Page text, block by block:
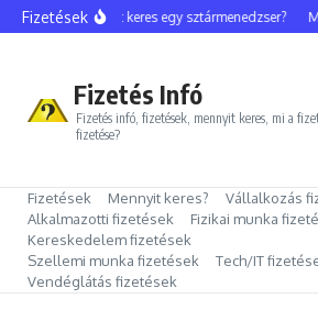
Ugrás a tartalomhoz
FizetésekMennyit keres egy sztármenedzser?
Fizetés Infó
Fizetés infó, fizetések, mennyit keres, mi a
fizetése?
Fizetések Mennyit keres?
Vállalkozás
Alkalmazotti fizetések
Fizikai munka
Kereskedelem fizetések
Szellemi munka fizetések
Tech/IT
Vendéglátás fizetések